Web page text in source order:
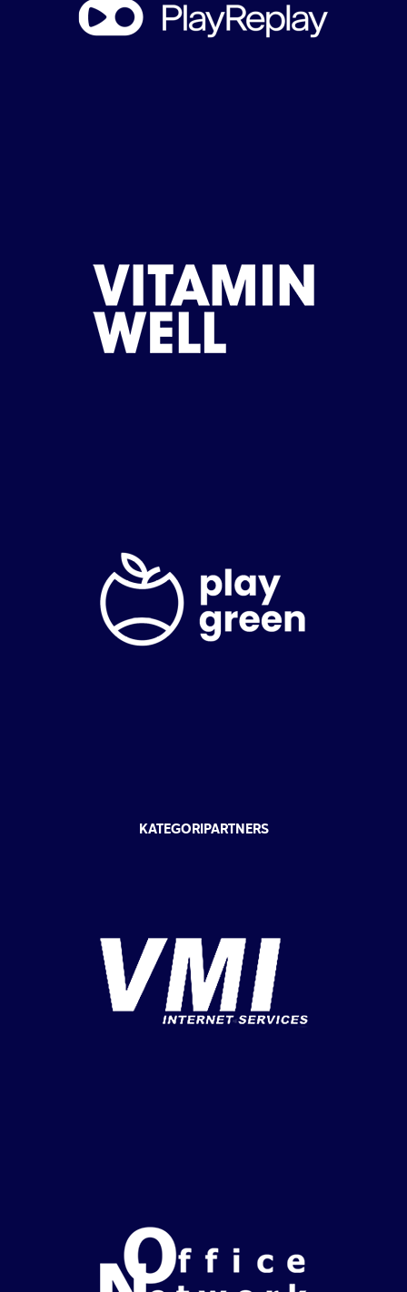
KATEGORIPARTNERS